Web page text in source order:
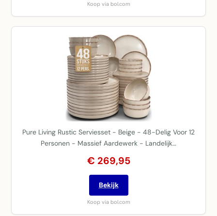
Koop via bol.com
Pure Living Rustic Serviesset - Beige - 48-Delig Voor 12
Personen - Massief Aardewerk - Landelijk…
€ 269,95
Bekijk
Koop via bol.com